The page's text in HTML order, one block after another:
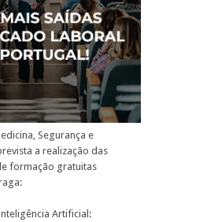
Segurança e
a realização das
formação gratuitas
Artificial: